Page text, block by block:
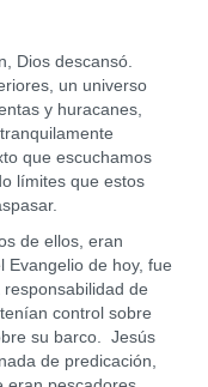
descansó.
un universo
y huracanes,
que escuchamos
límites que estos
de ellos, eran
de hoy, fue
de
control sobre
su barco. Jesús
de predicación,